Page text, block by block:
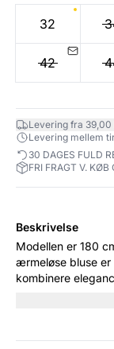
32
42
Levering fra 39,00
Levering mellem
30 DAGES FULD
FRI FRAGT V. KØB
Beskrivelse
Modellen er 180 cm
ærmeløse bluse
kombinere
detaljerede
prydes af en
også en let pleje.